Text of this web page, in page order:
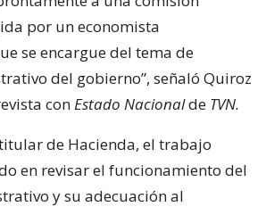
por un economista
se encargue del tema de
del gobierno”, señaló Quiroz
conEstado Nacionalde TVN.
de Hacienda, el trabajo
en revisar el funcionamiento del
y su adecuación al